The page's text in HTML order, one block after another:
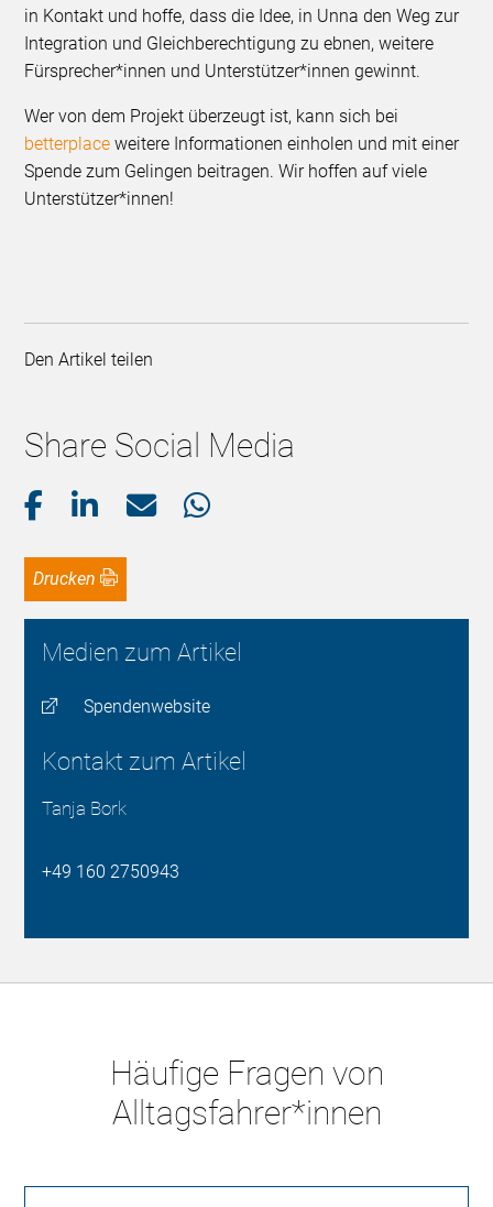
in Kontakt und hoffe, dass die Idee, in Unna den Weg zur
Integration und Gleichberechtigung zu ebnen, weitere
Fürsprecher*innen und Unterstützer*innen gewinnt.
Wer von dem Projekt überzeugt ist, kann sich bei
betterplace weitere Informationen einholen und mit einer
Spende zum Gelingen beitragen. Wir hoffen auf viele
Unterstützer*innen!
Den Artikel teilen
Share Social Media
Drucken
Medien zum Artikel
Spendenwebsite
Kontakt zum Artikel
Tanja Bork
‭+49 160 2750943‬
Häufige Fragen von
Alltagsfahrer*innen